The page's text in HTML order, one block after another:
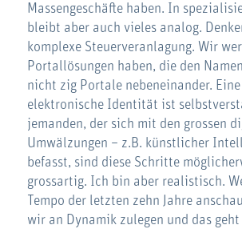
Massengeschäfte haben. In
bleibt aber auch vieles analog.
komplexe Steuerveranlagung. Wir
Portallösungen haben, die den
nicht zig Portale nebeneinander.
elektronische Identität ist
jemanden, der sich mit den grossen
Umwälzungen – z.B. künstlicher
befasst, sind diese Schritte
grossartig. Ich bin aber realistisch.
Tempo der letzten zehn Jahre
wir an Dynamik zulegen und das